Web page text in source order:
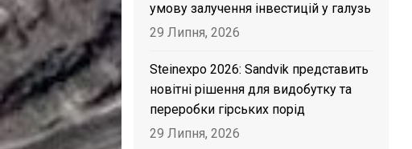
умову залучення інвестицій у галузь
29 Липня, 2026
Steinexpo 2026: Sandvik представить
новітні рішення для видобутку та
переробки гірських порід
29 Липня, 2026